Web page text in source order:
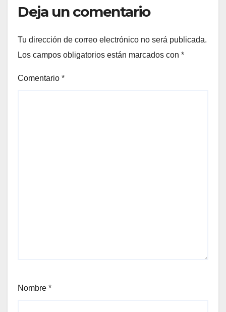
Deja un comentario
Tu dirección de correo electrónico no será publicada.
Los campos obligatorios están marcados con *
Comentario *
Nombre *